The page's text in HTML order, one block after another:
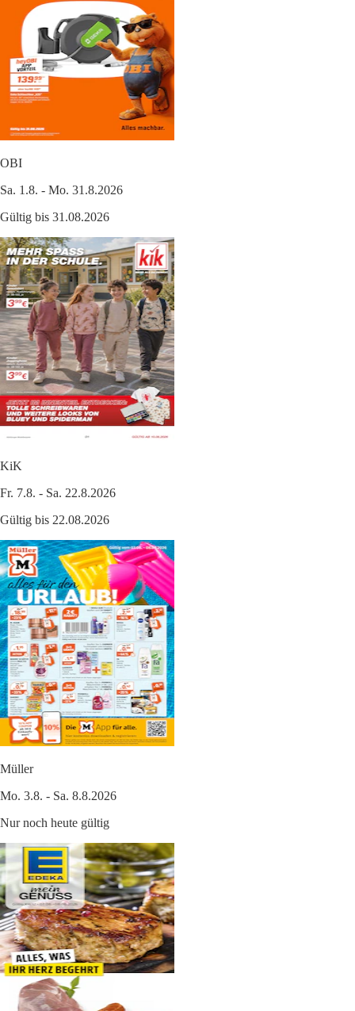
OBI
Sa. 1.8. - Mo. 31.8.2026
Gültig bis 31.08.2026
KiK
Fr. 7.8. - Sa. 22.8.2026
Gültig bis 22.08.2026
Müller
Mo. 3.8. - Sa. 8.8.2026
Nur noch heute gültig